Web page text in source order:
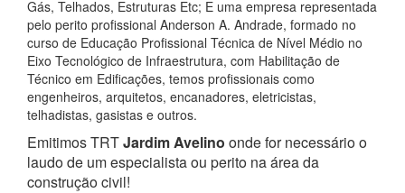
Gás, Telhados, Estruturas Etc; E uma empresa representada
pelo perito profissional Anderson A. Andrade, formado no
curso de Educação Profissional Técnica de Nível Médio no
Eixo Tecnológico de Infraestrutura, com Habilitação de
Técnico em Edificações, temos profissionais como
engenheiros, arquitetos, encanadores, eletricistas,
telhadistas, gasistas e outros.
Emitimos TRTJardim Avelino onde for necessário o
laudo de um especialista ou perito na área da
construção civil!